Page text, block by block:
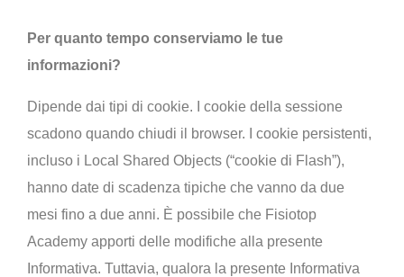
Per quanto tempo conserviamo le tue
informazioni?
Dipende dai tipi di cookie. I cookie della sessione
scadono quando chiudi il browser. I cookie persistenti,
incluso i Local Shared Objects (“cookie di Flash”),
hanno date di scadenza tipiche che vanno da due
mesi fino a due anni. È possibile che Fisiotop
Academy apporti delle modifiche alla presente
Informativa. Tuttavia, qualora la presente Informativa